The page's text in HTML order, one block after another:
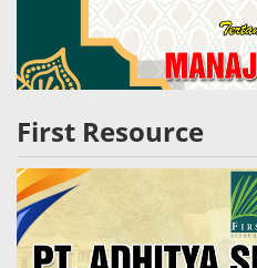
First Resource